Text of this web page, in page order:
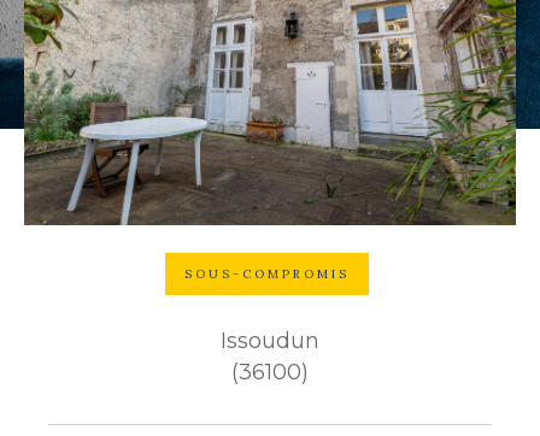
SOUS-COMPROMIS
Issoudun
(36100)
Budget
Budget
Surface
Surface
Pièces